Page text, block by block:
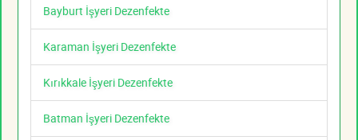
Bayburt İşyeri Dezenfekte
Karaman İşyeri Dezenfekte
Kırıkkale İşyeri Dezenfekte
Batman İşyeri Dezenfekte